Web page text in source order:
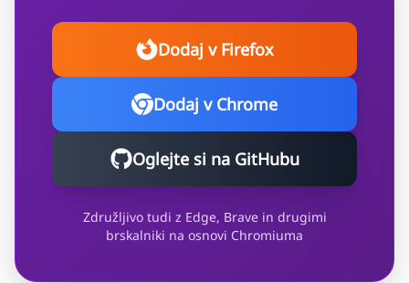
Dodaj v Firefox
Dodaj v Chrome
Oglejte si na GitHubu
Združljivo tudi z Edge, Brave in drugimi
brskalniki na osnovi Chromiuma